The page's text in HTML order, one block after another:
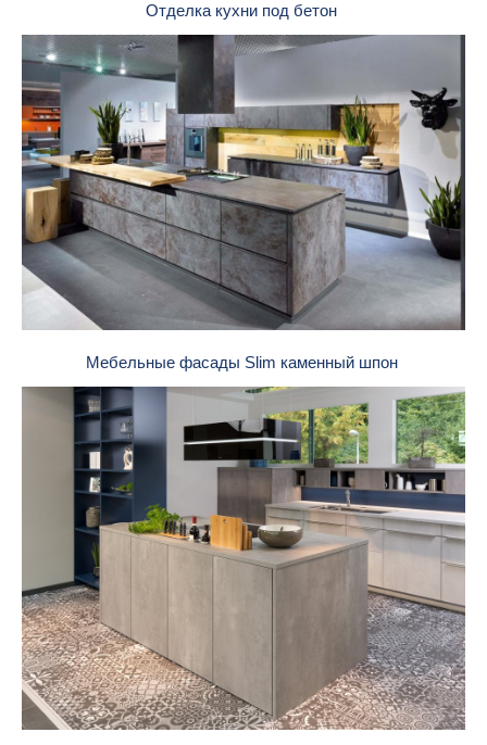
Отделка кухни под бетон
Мебельные фасады Slim каменный шпон